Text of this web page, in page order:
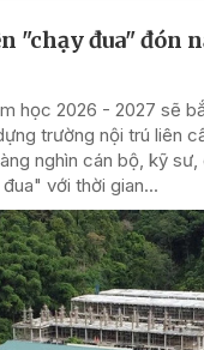
"chạy đua" đón
học 2026 - 2027 sẽ
trường nội trú liên
nghìn cán bộ, kỹ sư,
với thời gian...